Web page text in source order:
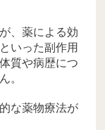
、薬による効
いった副作用
質や病歴につ
。
な薬物療法が